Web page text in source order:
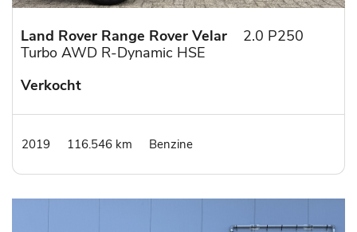
Land Rover Range Rover Velar
2.0 P250
Turbo AWD R-Dynamic HSE
Verkocht
2019 116.546 km Benzine